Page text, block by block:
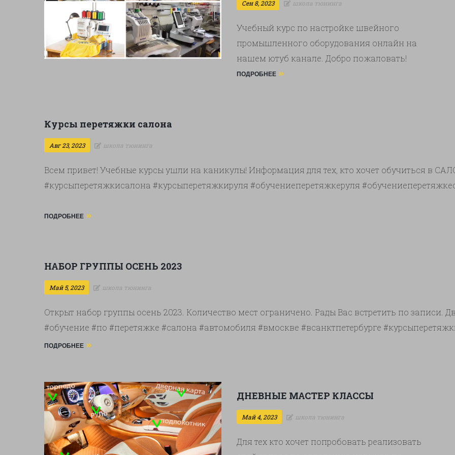
Сен 8, 2023 школа тюнинга
Учебный курс по настройке швейного
промышленного оборудования онлайн на
нашем ютуб канале. Добро пожаловать!
Базовые настройки промышленной швейной
интерьерному тюнингу транспортных средств.
И делюсь своим опытом в серии …
ПОДРОБНЕЕ
Курсы перетяжки салона
Авг 23, 2023 школа тюнинга
Всем привет! Учебные курсы ушли на каникулы! Информация для тех, кто хочет обучиться в
#курсыперетяжкисалона #курсыперетяжкируля #обучениеперетяжкеруля
ПОДРОБНЕЕ
НАБОР ГРУППЫ ОСЕНЬ 2023
Май 5, 2023 школа тюнинга
Открыт набор группы осень 2023. Количество мест ограничено. Рады Вас встретить по записи.
#обучение #по #перетяжке #салона #автомобиля #вмоскве #всанктпетербурге
ПОДРОБНЕЕ
ДНЕВНЫЕ МАСТЕР КЛАССЫ
Май 4, 2023 школа тюнинга
Для тех кто хочет попробовать реализовать